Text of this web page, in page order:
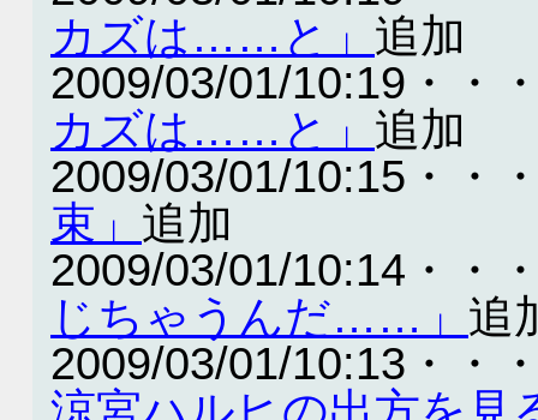
カズは……と」 追加
2009/03/01/10:19・・
カズは……と」 追加
2009/03/01/10:15・・
束」 追加
2009/03/01/10:14・・
じちゃうんだ……」 追
2009/03/01/10:13・・
涼宮ハルヒの出方を見